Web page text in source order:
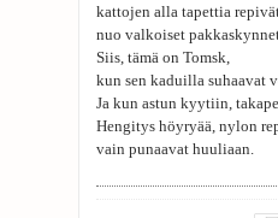
kattojen alla tapettia
nuo valkoiset
Siis, tämä on Tomsk,
kun sen kaduilla suhaavat
Ja kun astun kyytiin,
Hengitys höyryää, nylon
vain punaavat huuliaan.